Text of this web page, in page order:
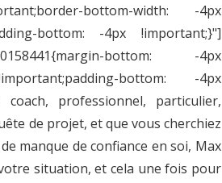
bottom-width: -4px
bottom: -4px !important;}"]
bottom: -4px
bottom: -4px
professionnel, particulier,
de projet, et que vous cherchiez
manque de confiance en soi, Max
situation, et cela une fois pour